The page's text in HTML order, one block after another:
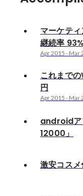
マーケテ
継続率 93%
Apr 2015 - Mar
これまで
円
Apr 2015 - Mar
androidア
12000」
激安コス